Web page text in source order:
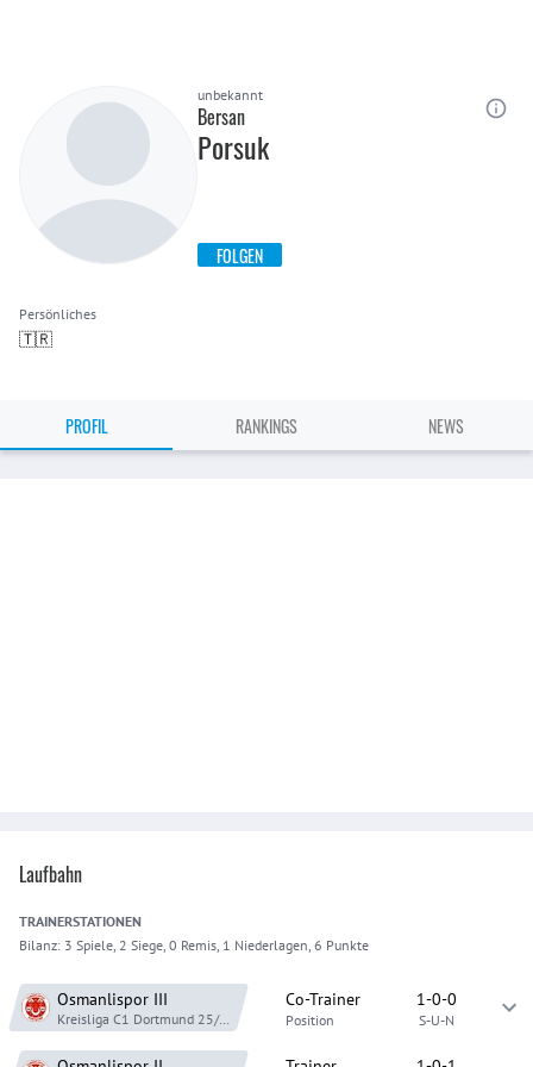
unbekannt
Bersan
Porsuk
FOLGEN
Persönliches
🇹🇷
PROFIL RANKINGS NEWS
Laufbahn
TRAINERSTATIONEN
Bilanz: 3 Spiele, 2 Siege, 0 Remis, 1 Niederlagen, 6 Punkte
Osmanlispor III
Kreisliga C1 Dortmund 25/26
Co-Trainer
Position
1-0-0
S-U-N